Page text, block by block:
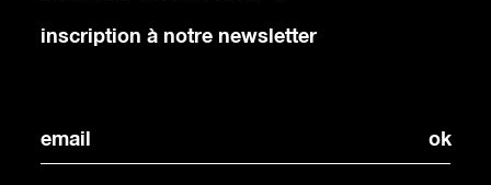
inscription à notre newsletter